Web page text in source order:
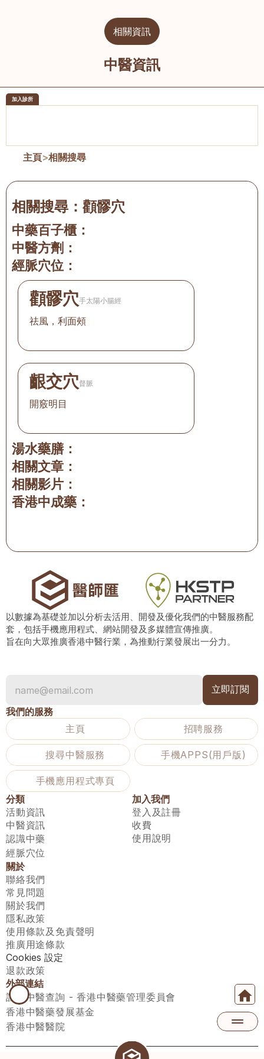
相關資訊
中醫資訊
加入診所
主頁>相關搜尋
相關搜尋： 顴髎穴
中藥百子櫃：
中醫方劑：
經脈穴位：
顴髎穴手太陽小腸經
祛風，利面頰
齦交穴督脈
開竅明目
湯水藥膳：
相關文章：
相關影片：
香港中成藥：
以數據為基礎並加以分析去活用、開發及優化我們的中醫服務配
套，包括手機應用程式、網站開發及多媒體宣傳推廣。
旨在向大眾推廣香港中醫行業，為推動行業發展出一分力。
我們的服務
主頁
招聘服務
搜尋中醫服務 手機APPS(用戶版)
手機應用程式專頁
分類
活動資訊
中醫資訊
認識中藥
經脈穴位
加入我們
登入及註冊
收費
使用說明
關於
聯絡我們
常見問題
關於我們
隱私政策
使用條款及免責聲明
推廣用途條款
Cookies 設定
退款政策
外部連結
註冊中醫查詢 - 香港中醫藥管理委員會
香港中醫藥發展基金
香港中醫醫院